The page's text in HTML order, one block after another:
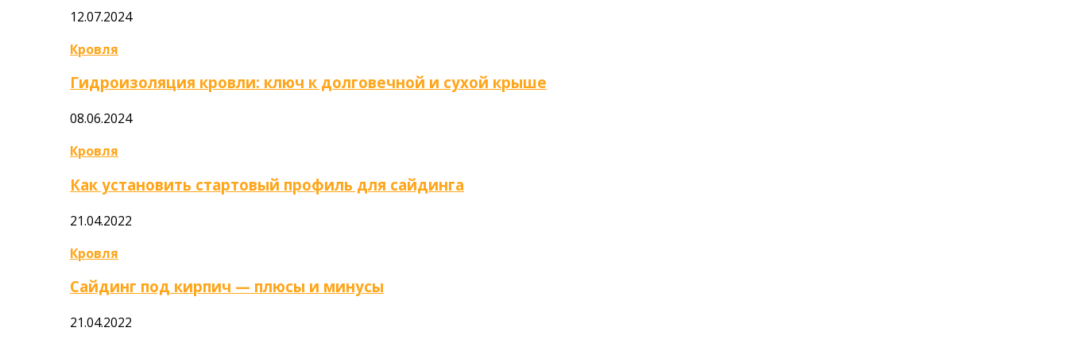
12.07.2024
Кровля
Гидроизоляция кровли: ключ к долговечной и сухой крыше
08.06.2024
Кровля
Как установить стартовый профиль для сайдинга
21.04.2022
Кровля
Сайдинг под кирпич — плюсы и минусы
21.04.2022